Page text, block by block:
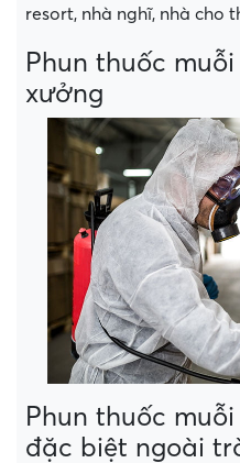
resort, nhà nghĩ, nhà cho
Phun thuốc
xưởng
Phun thuốc
đặc biệt ngoài